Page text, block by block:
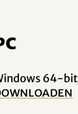
64-bit